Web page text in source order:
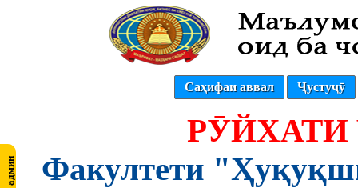
Саҳифаи аввал Ҷустуҷӯ
Факултети